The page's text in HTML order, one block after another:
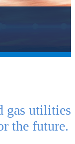
gas utilities
the future.